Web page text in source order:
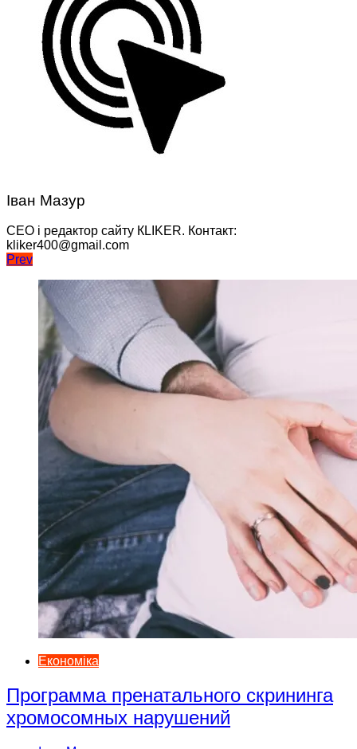
Іван Мазур
CEO і редактор сайту КLIKER. Контакт:
kliker400@gmail.com
Навігація
записів
Prev
Економіка
Программа пренатального скрининга
хромосомных нарушений